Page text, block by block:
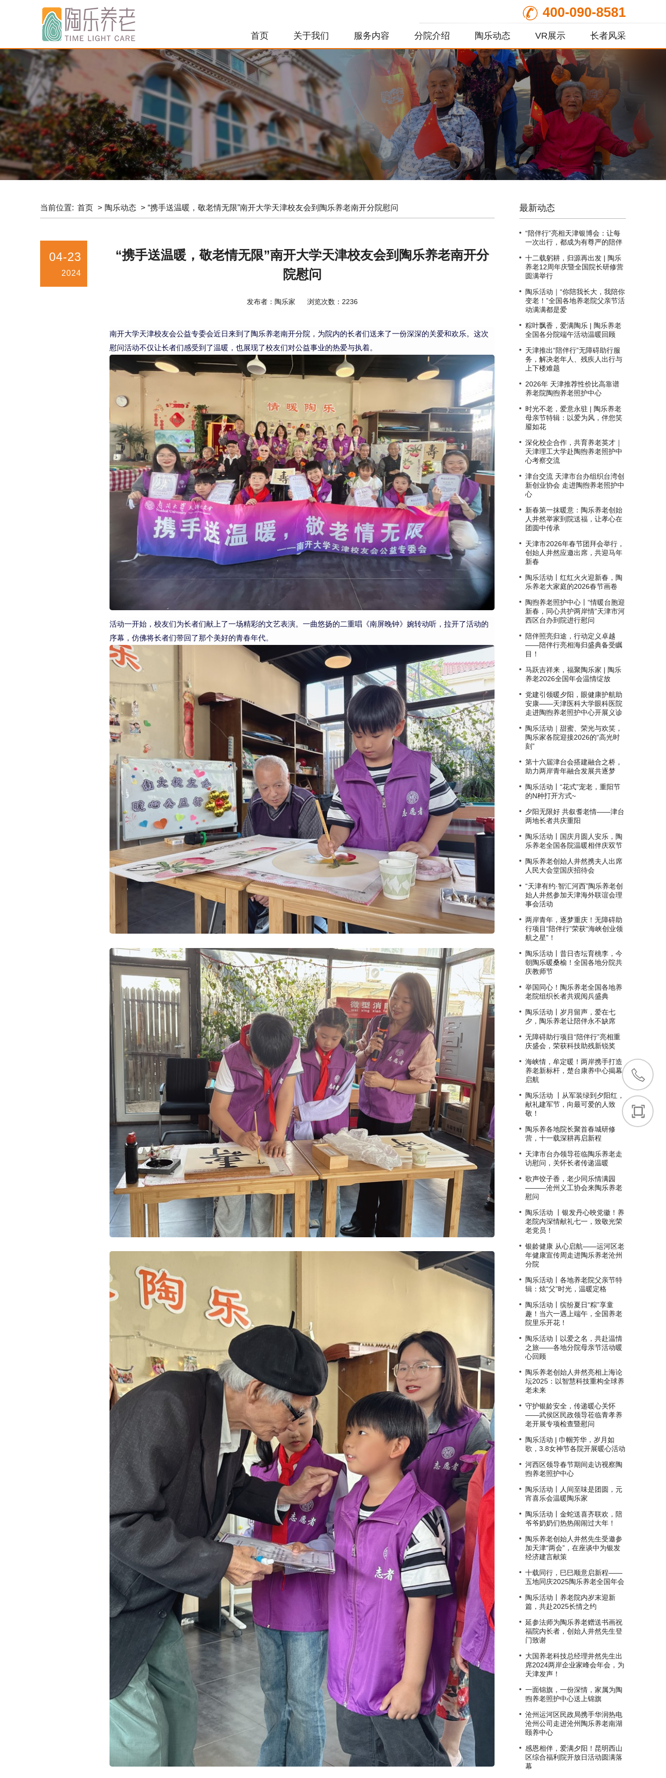
400-090-8581
首页 关于我们 服务内容 分院介绍 陶乐动态 VR展示 长者风采
当前位置: 首页 陶乐动态 “携手送温暖，敬老情无限”南开大学天津校友会到陶乐养老南开分院慰问
“携手送温暖，敬老情无限”南开大学天津校友会到陶乐养老南开分
院慰问
2024
04-23
发布者：陶乐家 浏览次数：2236
南开大学天津校友会公益专委会近日来到了陶乐养老南开分院，为院内的长者们送来了一份深深的关爱和欢乐。这次
慰问活动不仅让长者们感受到了温暖，也展现了校友们对公益事业的热爱与执着。
活动一开始，校友们为长者们献上了一场精彩的文艺表演。一曲悠扬的二重唱《南屏晚钟》婉转动听， 拉开了活动的
序幕， 仿佛将长者们带回了那个美好的青春年代。
最新动态
“陪伴行”亮相天津银博会：让每
一次出行，都成为有尊严的陪伴
十二载躬耕，归源再出发 | 陶乐
养老12周年庆暨全国院长研修营
圆满举行
陶乐活动｜“你陪我长大，我陪你
变老！”全国各地养老院父亲节活
动满满都是爱
粽叶飘香，爱满陶乐 | 陶乐养老
全国各分院端午活动温暖回顾
天津推出“陪伴行”无障碍助行服
务，解决老年人、残疾人出行与
上下楼难题
2026年 天津推荐性价比高靠谱
养老院陶煦养老照护中心
时光不老，爱意永驻 | 陶乐养老
母亲节特辑：以爱为风，伴您笑
靥如花
深化校企合作，共育养老英才｜
天津理工大学赴陶煦养老照护中
心考察交流
津台交流 天津市台办组织台湾创
新创业协会 走进陶煦养老照护中
心
新春第一抹暖意：陶乐养老创始
人井然举家到院送福，让孝心在
团圆中传承
天津市2026年春节团拜会举行，
创始人井然应邀出席，共迎马年
新春
陶乐活动丨红红火火迎新春，陶
乐养老大家庭的2026春节画卷
陶煦养老照护中心丨“情暖台胞迎
新春，同心共护两岸情”天津市河
西区台办到院进行慰问
陪伴照亮归途，行动定义卓越
——陪伴行亮相海归盛典备受瞩
目！
马跃吉祥来，福聚陶乐家 | 陶乐
养老2026全国年会温情绽放
党建引领暖夕阳，眼健康护航助
安康——天津医科大学眼科医院
走进陶煦养老照护中心开展义诊
陶乐活动｜甜蜜、荣光与欢笑，
陶乐家各院迎接2026的“高光时
刻”
第十六届津台会搭建融合之桥，
助力两岸青年融合发展共逐梦
陶乐活动丨“花式”宠老，重阳节
的N种打开方式~
夕阳无限好 共叙耆老情——津台
两地长者共庆重阳
陶乐活动丨国庆月圆人安乐，陶
乐养老全国各院温暖相伴庆双节
陶乐养老创始人井然携夫人出席
人民大会堂国庆招待会
“天津有约·智汇河西”陶乐养老创
始人井然参加天津海外联谊会理
事会活动
两岸青年，逐梦重庆！无障碍助
行项目“陪伴行”荣获“海峡创业领
航之星”！
陶乐活动丨昔日杏坛育桃李，今
朝陶乐暖桑榆！全国各地分院共
庆教师节
举国同心！陶乐养老全国各地养
老院组织长者共观阅兵盛典
陶乐活动丨岁月留声，爱在七
夕，陶乐养老让陪伴永不缺席
无障碍助行项目“陪伴行”亮相重
庆盛会，荣获科技助残新锐奖
海峡情，牟定暖！两岸携手打造
养老新标杆，楚台康养中心揭幕
启航
陶乐活动 丨从军装绿到夕阳红，
献礼建军节，向最可爱的人致
敬！
陶乐养各地院长聚首春城研修
营，十一载深耕再启新程
天津市台办领导莅临陶乐养老走
访慰问，关怀长者传递温暖
歌声饺子香，老少同乐情满园
———沧州义工协会来陶乐养老
慰问
陶乐活动 丨银发丹心映党徽！养
老院内深情献礼七一，致敬光荣
老党员！
银龄健康 从心启航——运河区老
年健康宣传周走进陶乐养老沧州
分院
陶乐活动丨各地养老院父亲节特
辑：炫“父”时光，温暖定格
陶乐活动丨缤纷夏日“粽”享童
趣！当六一遇上端午，全国养老
院里乐开花！
陶乐活动丨以爱之名，共赴温情
之旅——各地分院母亲节活动暖
心回顾
陶乐养老创始人井然亮相上海论
坛2025：以智慧科技重构全球养
老未来
守护银龄安全，传递暖心关怀
——武侯区民政领导莅临青孝养
老开展专项检查暨慰问
陶乐活动 | 巾帼芳华，岁月如
歌，3.8女神节各院开展暖心活动
河西区领导春节期间走访视察陶
煦养老照护中心
陶乐活动丨人间至味是团圆，元
宵喜乐会温暖陶乐家
陶乐活动丨金蛇送喜齐联欢，陪
爷爷奶奶们热热闹闹过大年！
陶乐养老创始人井然先生受邀参
加天津“两会”，在座谈中为银发
经济建⾔献策
十载同行，巳巳顺意启新程——
五地同庆2025陶乐养老全国年会
陶乐活动丨养老院内岁末迎新
篇，共赴2025长情之约
延参法师为陶乐养老赠送书画祝
福院内长者，创始人井然先生登
门致谢
大国养老科技总经理井然先生出
席2024两岸企业家峰会年会，为
天津发声！
一面锦旗，一份深情，家属为陶
煦养老照护中心送上锦旗
沧州运河区民政局携手华润热电
沧州公司走进沧州陶乐养老南湖
颐养中心
感恩相伴，爱满夕阳！昆明西山
区综合福利院开放日活动圆满落
幕